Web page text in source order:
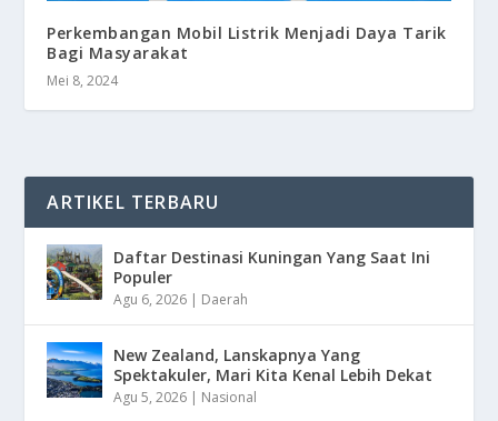
Perkembangan Mobil Listrik Menjadi Daya Tarik
Bagi Masyarakat
Mei 8, 2024
ARTIKEL TERBARU
Daftar Destinasi Kuningan Yang Saat Ini
Populer
Agu 6, 2026 | Daerah
New Zealand, Lanskapnya Yang
Spektakuler, Mari Kita Kenal Lebih Dekat
Agu 5, 2026 | Nasional